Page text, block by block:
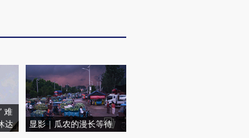
难
达
显影｜瓜农的漫长等待